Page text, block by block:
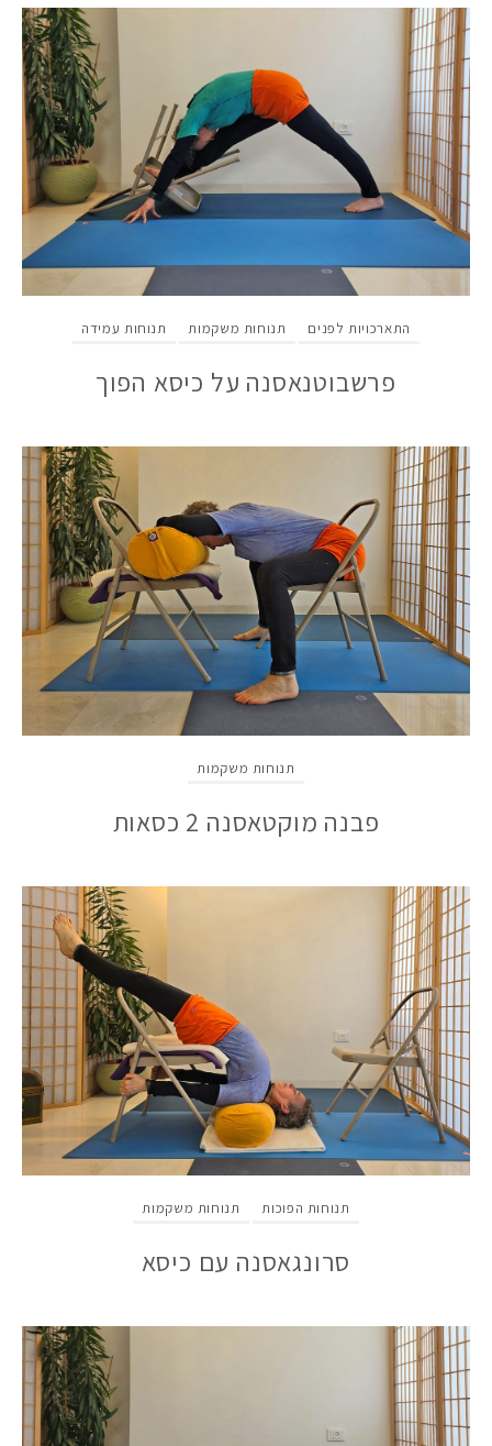
התארכויות לפנים תנוחות משקמות תנוחות עמידה
פרשבוטנאסנה על כיסא הפוך
תנוחות משקמות
פבנה מוקטאסנה 2 כסאות
תנוחות הפוכות תנוחות משקמות
סרונגאסנה עם כיסא